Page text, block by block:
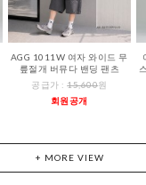
AGG 1011W 여자 와이드 무
릎절개 버뮤다 밴딩 팬츠
공급가 :15,600원
회원공개
+ MORE VIEW